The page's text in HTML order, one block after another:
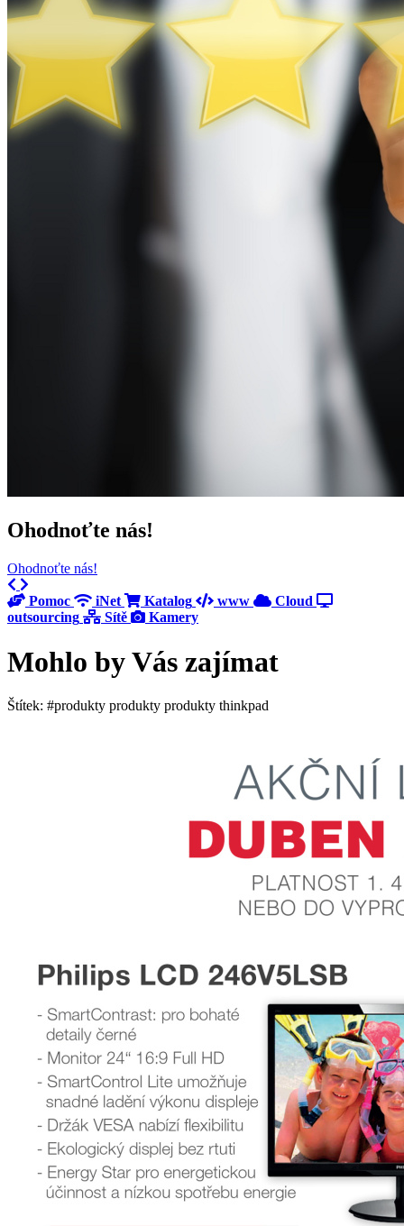
Ohodnoťte nás!
Ohodnoťte nás!
Previous
Pomoc
iNet Katalog www
Cloud
outsourcing
Sítě Kamery
Mohlo by Vás zajímat
Štítek: #produkty produkty produkty thinkpad